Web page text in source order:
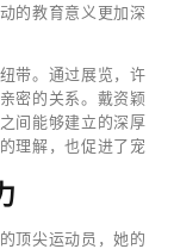
的教育意义更加深
带。通过展览，许
密的关系。戴资颖
间能够建立的深厚
理解，也促进了宠
顶尖运动员，她的